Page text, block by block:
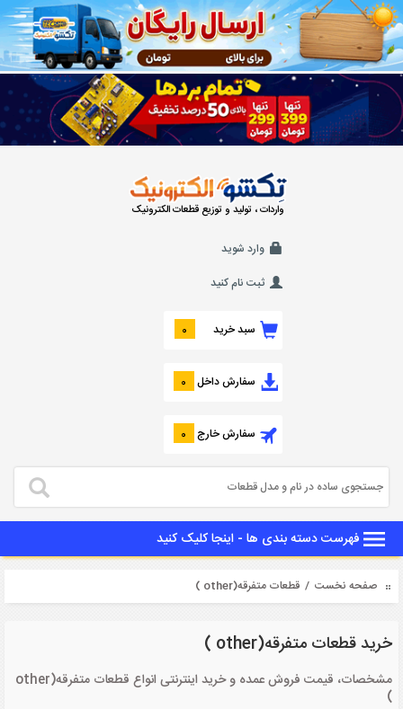
واردات ، تولید و توزیع قطعات الکترونیک
وارد شوید
ثبت نام کنید
سبد خرید 0
سفارش داخل 0
سفارش خارج 0
فهرست دسته بندی ها - اینجا کلیک کنید
صفحه نخست / قطعات متفرقه(other )
خرید قطعات متفرقه(other )
مشخصات، قیمت فروش عمده و خرید اینترنتی انواع قطعات متفرقه(other
)